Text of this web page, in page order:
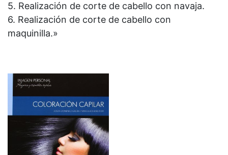
5. Realización de corte de cabello con navaja.
6. Realización de corte de cabello con
maquinilla.»